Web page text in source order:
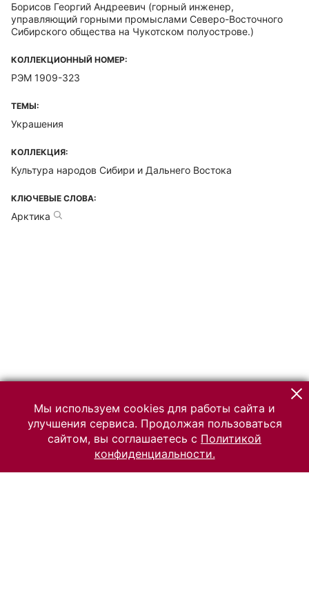
Борисов Георгий Андреевич (горный инженер,
управляющий горными промыслами Северо-Восточного
Сибирского общества на Чукотском полуострове.)
КОЛЛЕКЦИОННЫЙ НОМЕР:
РЭМ 1909-323
ТЕМЫ:
Украшения
КОЛЛЕКЦИЯ:
Культура народов Сибири и Дальнего Востока
КЛЮЧЕВЫЕ СЛОВА:
Арктика
Мы используем cookies для работы сайта и
улучшения сервиса. Продолжая пользоваться
сайтом, вы соглашаетесь с Политикой
конфиденциальности.